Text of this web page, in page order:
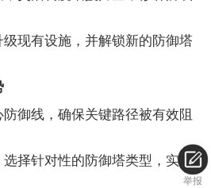
现有设施，并解锁新的防御塔
御线，确保关键路径被有效阻
择针对性的防御塔类型，实现
举报